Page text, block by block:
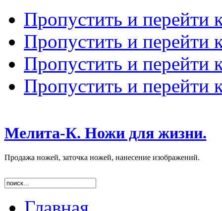
Пропустить и перейти
Пропустить и перейти
Пропустить и перейти
Пропустить и перейти
Мелита-К. Ножи для жизни.
Продажа ножей, заточка ножей, нанесение изображений.